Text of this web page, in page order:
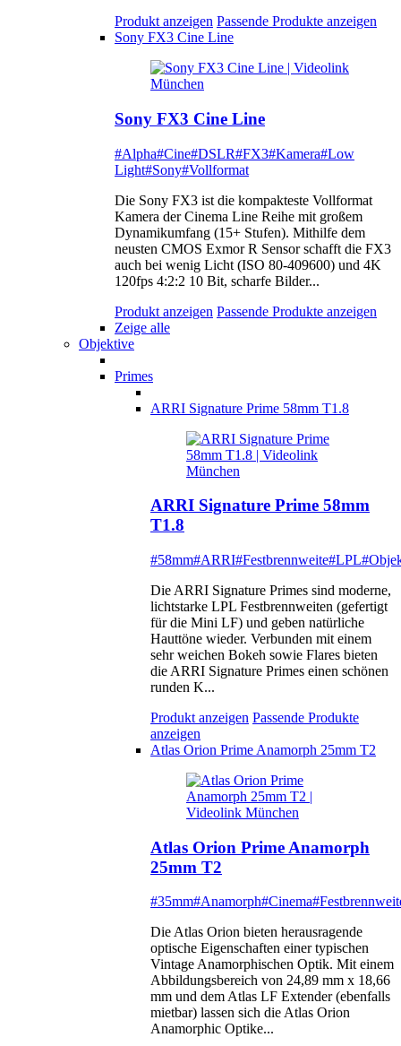
Produkt anzeigen Passende Produkte anzeigen
Sony FX3 Cine Line
Sony FX3 Cine Line
#Alpha#Cine#DSLR#FX3#Kamera#Low
Light#Sony#Vollformat
Die Sony FX3 ist die kompakteste Vollformat
Kamera der Cinema Line Reihe mit großem
Dynamikumfang (15+ Stufen). Mithilfe dem
neusten CMOS Exmor R Sensor schafft die FX3
auch bei wenig Licht (ISO 80-409600) und 4K
120fps 4:2:2 10 Bit, scharfe Bilder...
Produkt anzeigen Passende Produkte anzeigen
Zeige alle
Objektive
Primes
ARRI Signature Prime 58mm T1.8
ARRI Signature Prime 58mm
T1.8
#58mm#ARRI#Festbrennweite#LPL
Die ARRI Signature Primes sind moderne,
lichtstarke LPL Festbrennweiten (gefertigt
für die Mini LF) und geben natürliche
Hauttöne wieder. Verbunden mit einem
sehr weichen Bokeh sowie Flares bieten
die ARRI Signature Primes einen schönen
runden K...
Produkt anzeigen Passende Produkte
anzeigen
Atlas Orion Prime Anamorph 25mm T2
Atlas Orion Prime Anamorph
25mm T2
#35mm#Anamorph#Cinema
Die Atlas Orion bieten herausragende
optische Eigenschaften einer typischen
Vintage Anamorphischen Optik. Mit einem
Abbildungsbereich von 24,89 mm x 18,66
mm und dem Atlas LF Extender (ebenfalls
mietbar) lassen sich die Atlas Orion
Anamorphic Optike...